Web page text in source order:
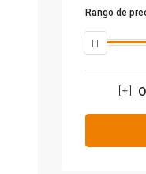
Rango de